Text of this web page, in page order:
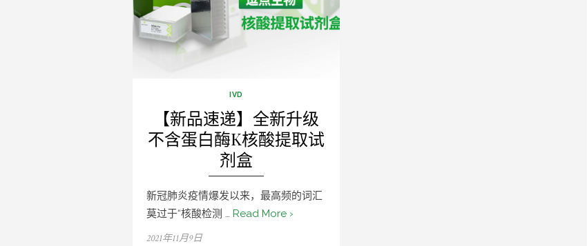
IVD
【新品速递】全新升级
不含蛋白酶K核酸提取试
剂盒
新冠肺炎疫情爆发以来，最高频的词汇
莫过于“核酸检测 … Read More ›
Posted
2021年11月9日